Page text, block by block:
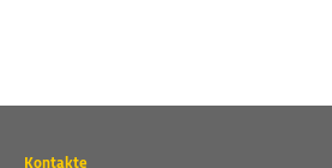
Wichtige
Kontakte